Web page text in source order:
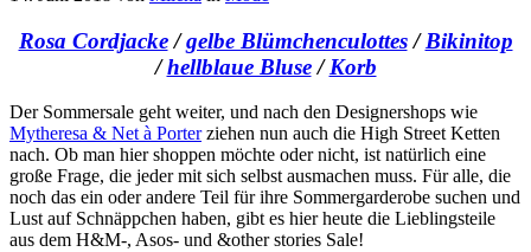
Rosa Cordjacke/gelbe Blümchenculottes/Bikinitop
/hellblaue Bluse/Korb
Der Sommersale geht weiter, und nach den Designershops wie
Mytheresa & Net à Porterziehen nun auch die High Street Ketten
nach. Ob man hier shoppen möchte oder nicht, ist natürlich eine
große Frage, die jeder mit sich selbst ausmachen muss. Für alle, die
noch das ein oder andere Teil für ihre Sommergarderobe suchen und
Lust auf Schnäppchen haben, gibt es hier heute die Lieblingsteile
aus dem H&M-, Asos- und &other stories Sale!